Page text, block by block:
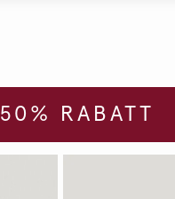
RABATT